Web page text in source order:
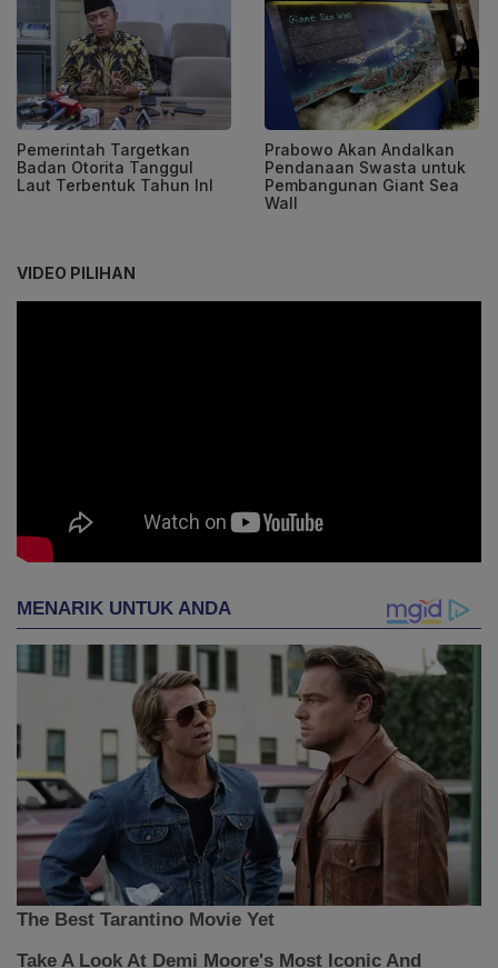
Pemerintah Targetkan
Badan Otorita Tanggul
Laut Terbentuk Tahun InI
Prabowo Akan Andalkan
Pendanaan Swasta untuk
Pembangunan Giant Sea
Wall
VIDEO PILIHAN